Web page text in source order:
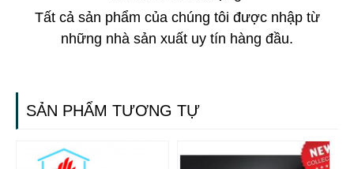
Tất cả sản phẩm của chúng tôi được nhập từ
những nhà sản xuất uy tín hàng đầu.
SẢN PHẨM TƯƠNG TỰ